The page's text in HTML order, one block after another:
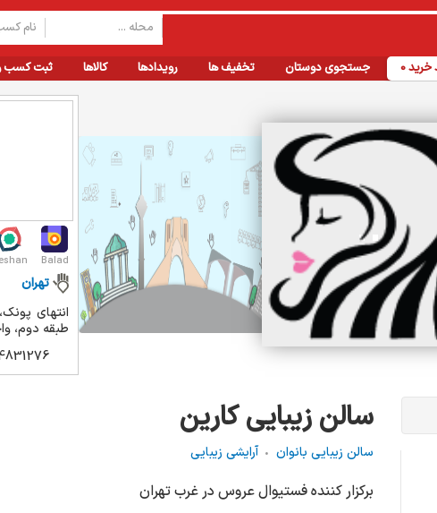
ثبت کسب کالاها رویدادها تخفیف ها جستجوی دوستان خرید0
Balad
تهران
انتهای
طبقه دوم،
سالن زیبایی کارین
سالن زیبایی بانوان
آرایشی زیبایی
برکزار کننده فستیوال عروس در غرب تهران